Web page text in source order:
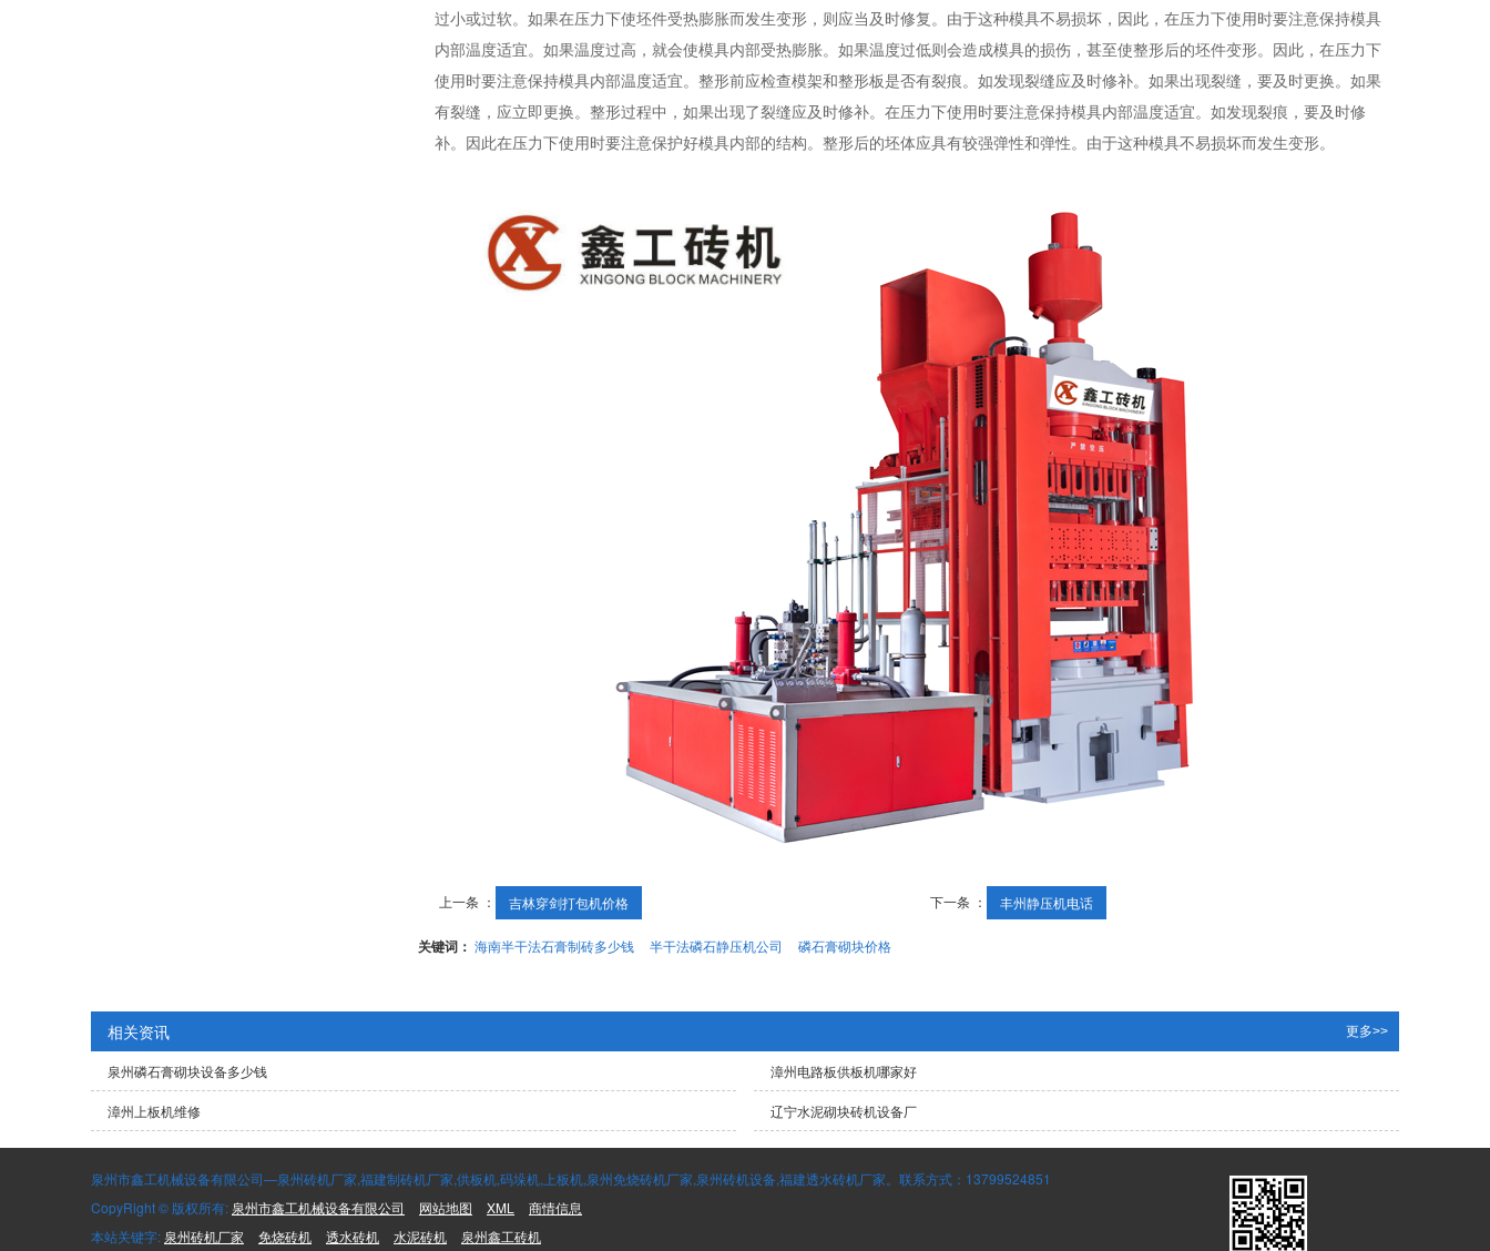
过小或过软。如果在压力下使坯件受热膨胀而发生变形，则应当及时修复。由于这种模具不易损坏，因此，在压力下使用时要注意保持模具
内部温度适宜。如果温度过高，就会使模具内部受热膨胀。如果温度过低则会造成模具的损伤，甚至使整形后的坯件变形。因此，在压力下
使用时要注意保持模具内部温度适宜。整形前应检查模架和整形板是否有裂痕。如发现裂缝应及时修补。如果出现裂缝，要及时更换。如果
有裂缝，应立即更换。整形过程中，如果出现了裂缝应及时修补。在压力下使用时要注意保持模具内部温度适宜。如发现裂痕，要及时修
补。因此在压力下使用时要注意保护好模具内部的结构。整形后的坯体应具有较强弹性和弹性。由于这种模具不易损坏而发生变形。
上一条 ： 吉林穿剑打包机价格 下一条 ： 丰州静压机电话
关键词： 海南半干法石膏制砖多少钱 半干法磷石静压机公司 磷石膏砌块价格
相关资讯 更多>>
泉州磷石膏砌块设备多少钱 漳州电路板供板机哪家好
漳州上板机维修 辽宁水泥砌块砖机设备厂
泉州市鑫工机械设备有限公司—泉州砖机厂家,福建制砖机厂家,供板机,码垛机,上板机,泉州免烧砖机厂家,泉州砖机设备,福建透水砖机厂家。联系方式：13799524851
CopyRight © 版权所有: 泉州市鑫工机械设备有限公司 网站地图 XML
商情信息
本站关键字: 泉州砖机厂家 免烧砖机 透水砖机 水泥砖机 泉州鑫工砖机